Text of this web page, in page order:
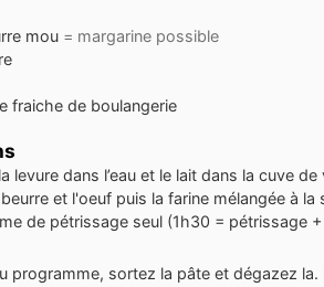
mou = margarine possible
fraiche de boulangerie
levure dans l’eau et le lait dans la cuve
et l'oeuf puis la farine mélangée à
de pétrissage seul (1h30 = pétrissage
programme, sortez la pâte et dégazez